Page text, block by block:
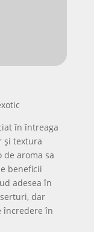
în întreaga
și textura
aroma sa
beneficii
adesea în
dar
încredere în